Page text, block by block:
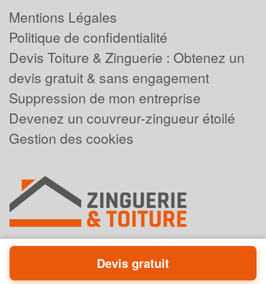
Mentions Légales
Politique de confidentialité
Devis Toiture & Zinguerie : Obtenez un
devis gratuit & sans engagement
Suppression de mon entreprise
Devenez un couvreur-zingueur étoilé
Gestion des cookies
Powered byPlus que pro
Devis gratuit